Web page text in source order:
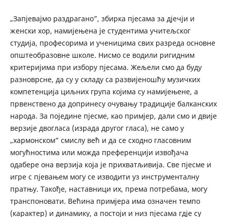
„Запјевајмо раздрагано”, збирка пјесама за дјечји и
женски хор, намијењена је студентима учитељског
студија, професорима и ученицима свих разреда основне
општеобразовне школе. Нисмо се водили ригидним
критеријима при избору пјесама. Жељели смо да буду
разноврсне, да су у складу са развијеношћу музичких
компетенција циљних група којима су намијењене, а
првенствено да допринесу очувању традиције балканских
народа. За поједине пјесме, као примјер, дали смо и двије
верзије двогласа (израда другог гласа), не само у
„хармонском” смислу већ и да се сходно гласовним
могућностима или можда преференцији извођача
одабере она верзија која је прихватљивија. Све пјесме и
игре с пјевањем могу се изводити уз инструменталну
пратњу. Такође, наставници их, према потребама, могу
транспоновати. Већина примјера има означен темпо
(карактер) и динамику, а постоји и низ пјесама гдје су